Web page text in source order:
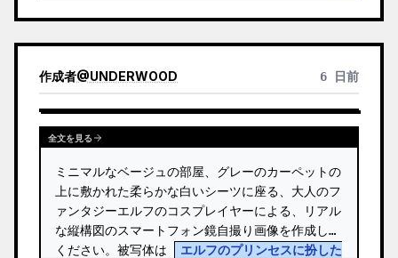
    "background": "{argument
name=\"background style\" default…
作成者@UNDERWOOD 6 日前
全文を見る
ミニマルなベージュの部屋、グレーのカーペットの
上に敷かれた柔らかな白いシーツに座る、大人のフ
ァンタジーエルフのコスプレイヤーによる、リアル
な縦構図のスマートフォン鏡自撮り画像を作成して
ください。被写体は
エルフのプリンセスに扮した